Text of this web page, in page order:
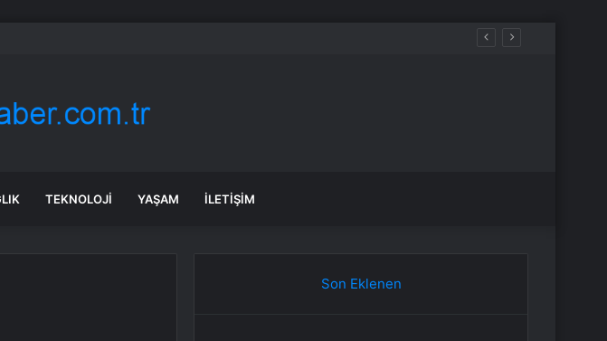
Şile su kesintisi ne zaman bitecek, sular ne zaman gelecek?
TEKNOLOJI YAŞAM İLETIŞIM
Son Eklenen